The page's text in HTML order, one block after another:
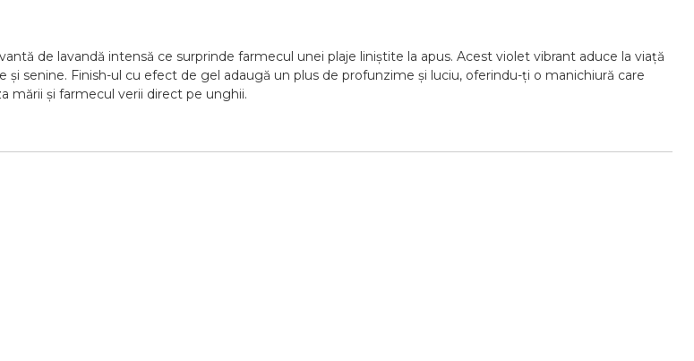
de lavandă intensă ce surprinde farmecul unei plaje liniștite la apus. Acest violet vibrant aduce la viață
senine. Finish-ul cu efect de gel adaugă un plus de profunzime și luciu, oferindu-ți o manichiură care
mării și farmecul verii direct pe unghii.